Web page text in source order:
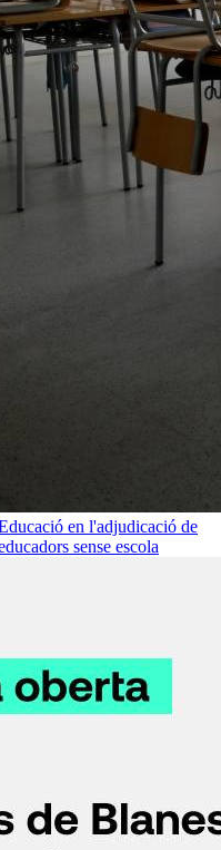
en l'adjudicació de
sense escola